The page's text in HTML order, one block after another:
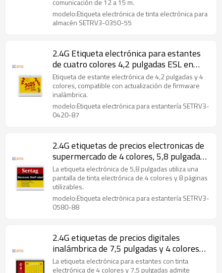
comunicación de 12 a 15 m.
modelo:Etiqueta electrónica de tinta electrónica para
almacén SETRV3-0350-55
2.4G Etiqueta electrónica para estantes
de cuatro colores 4,2 pulgadas ESL en
supermercado
Etiqueta de estante electrónica de 4,2 pulgadas y 4
colores, compatible con actualización de firmware
inalámbrica.
modelo:Etiqueta electrónica para estantería SETRV3-
0420-87
2.4G etiquetas de precios electronicas de
supermercado de 4 colores, 5,8 pulgadas,
648 x 480
La etiqueta electrónica de 5,8 pulgadas utiliza una
pantalla de tinta electrónica de 4 colores y 8 páginas
utilizables.
modelo:Etiqueta electrónica para estantería SETRV3-
0580-88
2.4G etiquetas de precios digitales
inalámbrica de 7,5 pulgadas y 4 colores
para venta minorista
La etiqueta electrónica para estantes con tinta
electrónica de 4 colores y 7,5 pulgadas admite